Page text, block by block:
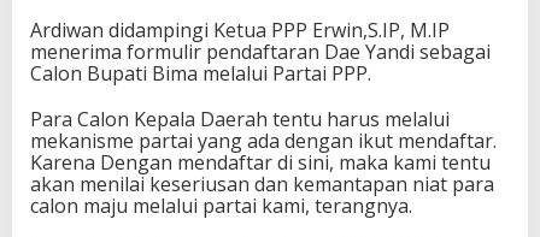
Ardiwan didampingi Ketua PPP Erwin,S.IP, M.IP
menerima formulir pendaftaran Dae Yandi sebagai
Calon Bupati Bima melalui Partai PPP.
Para Calon Kepala Daerah tentu harus melalui
mekanisme partai yang ada dengan ikut mendaftar.
Karena Dengan mendaftar di sini, maka kami tentu
akan menilai keseriusan dan kemantapan niat para
calon maju melalui partai kami, terangnya.